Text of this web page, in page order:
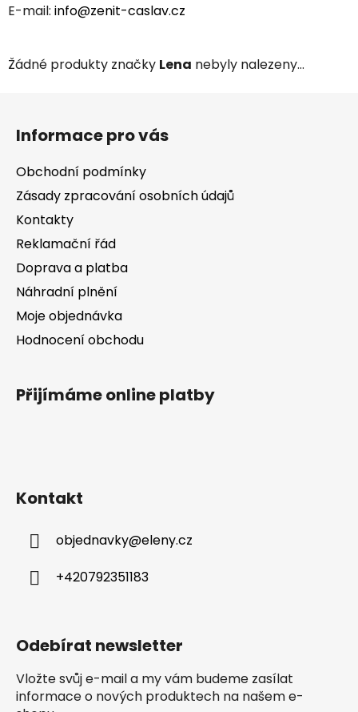
E-mail: info@zenit-caslav.cz
Žádné produkty značky Lena nebyly nalezeny...
Informace pro vás
Obchodní podmínky
Zásady zpracování osobních údajů
Kontakty
Reklamační řád
Doprava a platba
Náhradní plnění
Moje objednávka
Hodnocení obchodu
Přijímáme online platby
Kontakt
objednavky@eleny.cz
+420792351183
Odebírat newsletter
Vložte svůj e-mail a my vám budeme zasílat
informace o nových produktech na našem e-